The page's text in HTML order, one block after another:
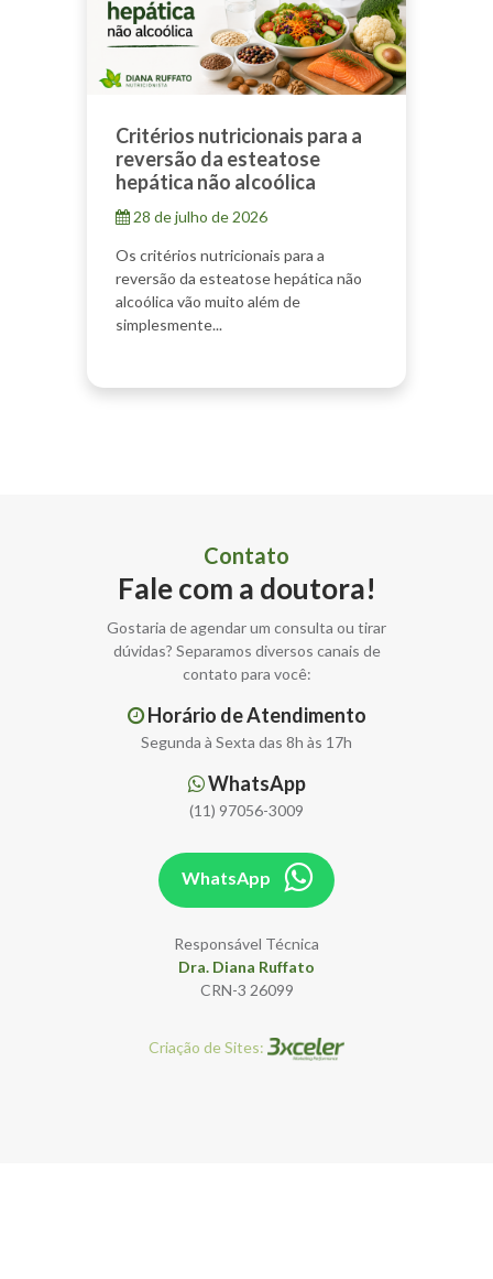
Critérios nutricionais para a
reversão da esteatose
hepática não alcoólica
28 de julho de 2026
Os critérios nutricionais para a
reversão da esteatose hepática não
alcoólica vão muito além de
simplesmente...
Contato
Fale com a doutora!
Gostaria de agendar um consulta ou tirar
dúvidas? Separamos diversos canais de
contato para você:
Horário de Atendimento
Segunda à Sexta das 8h às 17h
WhatsApp
(11) 97056-3009
WhatsApp
Responsável Técnica
Dra. Diana Ruffato
CRN-3 26099
Criação de Sites: